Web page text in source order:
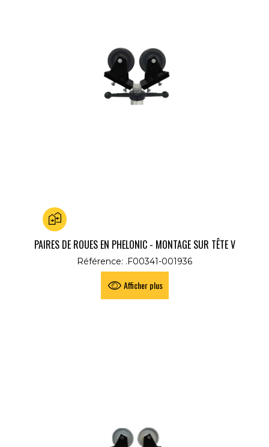
PAIRES DE ROUES EN PHELONIC - MONTAGE SUR TÊTE V
Référence: .F00341-001936
Afficher plus